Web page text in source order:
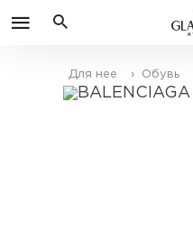
Для нее › Обувь